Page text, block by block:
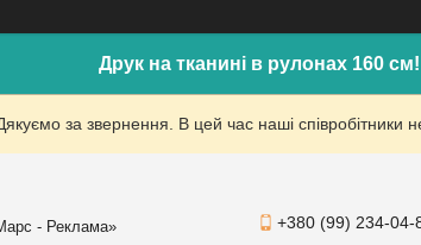
Друк на тканині в рулонах 160
за звернення. В цей час наші
- Реклама» +380 (99) 234-04-